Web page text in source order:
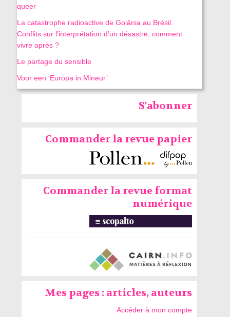
queer
La catastrophe radioactive de Goiânia au Brésil.
Conflits sur l’interprétation d’un désastre, comment
vivre après ?
Le partage du sensible
Voor een ‘Europa in Mineur’
S'abonner
Commander la revue papier
Commander la revue format
numérique
Mes pages : articles, auteurs
Accéder à mon compte